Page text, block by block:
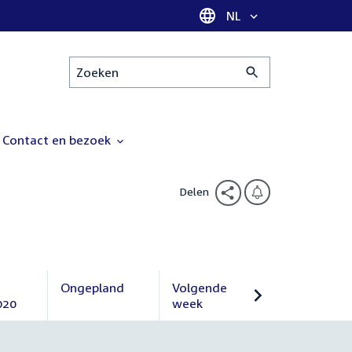
Taal selectie
NL
Zoeken
Contact en bezoek
Delen
Ongepland
Volgende
week
Volgende